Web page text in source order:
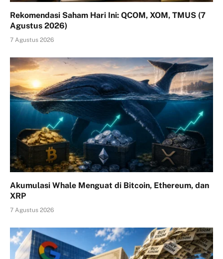
Rekomendasi Saham Hari Ini: QCOM, XOM, TMUS (7
Agustus 2026)
7 Agustus 2026
Akumulasi Whale Menguat di Bitcoin, Ethereum, dan
XRP
7 Agustus 2026